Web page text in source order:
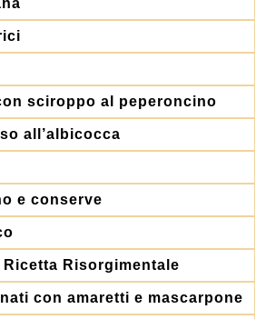
sciroppo al peperoncino
all’albicocca
e conserve
Risorgimentale
con amaretti e mascarpone